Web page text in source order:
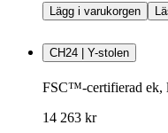
Lägg i varukorgen
CH24 | Y-stolen
FSC™-certifierad ek,
14 263 kr